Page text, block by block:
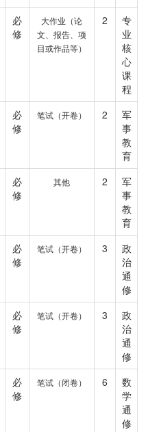
必
修
大作业（论
文、报告、项
目或作品等）
2
专
业
核
心
课
程
必
修
笔试（开卷） 2
军
事
教
育
必
修
其他 2
军
事
教
育
必
修
笔试（开卷） 3
政
治
通
修
必
修
笔试（开卷） 3
政
治
通
修
必
修
笔试（闭卷） 6
数
学
通
修